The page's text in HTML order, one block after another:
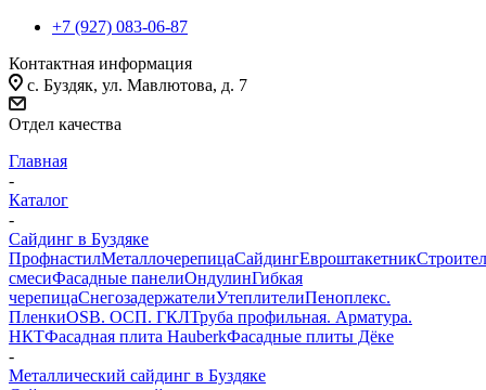
+7 (927) 083-06-87
Контактная информация
c. Буздяк, ул. Мавлютова, д. 7
Отдел качества
Главная
-
Каталог
-
Сайдинг в Буздяке
ПрофнастилМеталлочерепицаСайдингЕвроштакетник
смесиФасадные панелиОндулинГибкая
черепицаСнегозадержателиУтеплителиПеноплекс.
ПленкиOSB. ОСП. ГКЛТруба профильная. Арматура.
НКТФасадная плита HauberkФасадные плиты Дёке
-
Металлический сайдинг в Буздяке